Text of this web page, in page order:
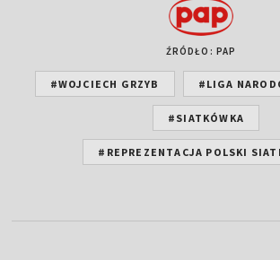
ŹRÓDŁO: PAP
#WOJCIECH GRZYB #LIGA
#SIATKÓWKA
#REPREZENTACJA POLSKI